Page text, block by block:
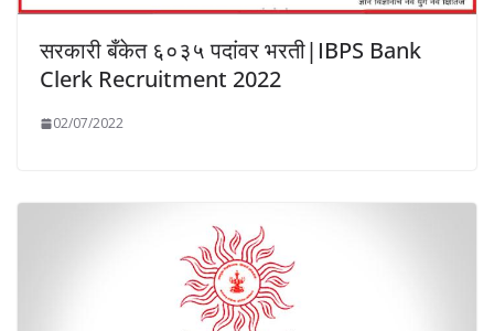
सरकारी बँकेत ६०३५ पदांवर भरती|IBPS Bank
Clerk Recruitment 2022
02/07/2022